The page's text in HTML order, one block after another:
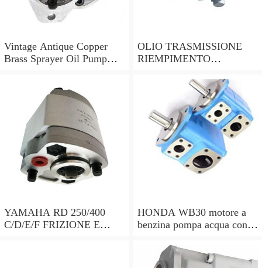
Vintage Antique Copper
Brass Sprayer Oil Pump
OLIO TRASMISSIONE
RIEMPIMENTO
pompa a mano 7 LITRI e
15 ADATTATORI DSG
YAMAHA RD 250/400
C/D/E/F FRIZIONE E
HONDA WB30 motore a
benzina pompa acqua con